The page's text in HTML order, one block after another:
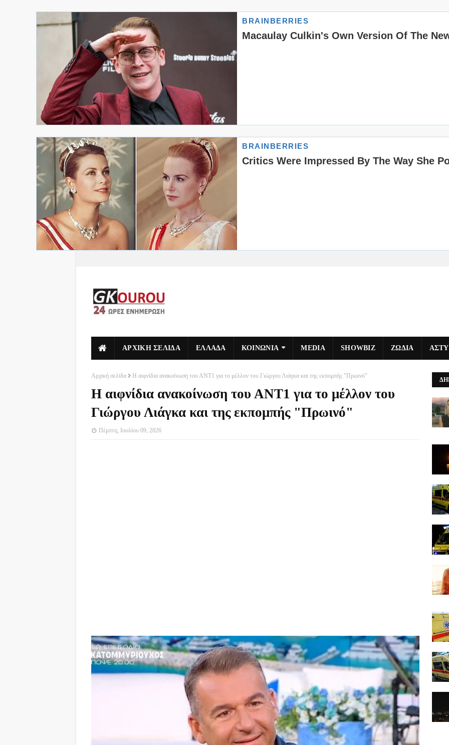
ΑΡΧΙΚΗ ΣΕΛΙΔΑ ΕΛΛΑΔΑ ΚΟΙΝΩΝΙΑ MEDIA SHOWBIZ ΖΩΔΙΑ
Αρχική σελίδα Η αιφνίδια ανακοίνωση του ΑΝΤ1 για το μέλλον του Γιώργου Λιάγκα και της εκπομπής "Πρωινό"
Η αιφνίδια ανακοίνωση του ΑΝΤ1 για το μέλλον του
Γιώργου Λιάγκα και της εκπομπής "Πρωινό"
Πέμπτη, Ιουλίου 09, 2026